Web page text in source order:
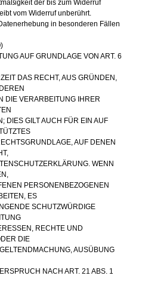
der bis zum Widerruf
vom Widerruf unberührt.
in besonderen Fällen
AUF GRUNDLAGE VON ART. 6
DAS RECHT, AUS GRÜNDEN,
DIE VERARBEITUNG IHRER
DIES GILT AUCH FÜR EIN AUF
AUF DENEN
WENN
PERSONENBEZOGENEN
ES
SCHUTZWÜRDIGE
RECHTE UND
DIE
AUSÜBUNG
NACH ART. 21 ABS. 1